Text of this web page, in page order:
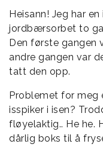
Heisann! Jeg har
jordbærsorbet to
Den første gangen
andre gangen var
tatt den opp.
Problemet for meg
isspiker i isen?
fløyelaktig.. He he.
dårlig boks til å